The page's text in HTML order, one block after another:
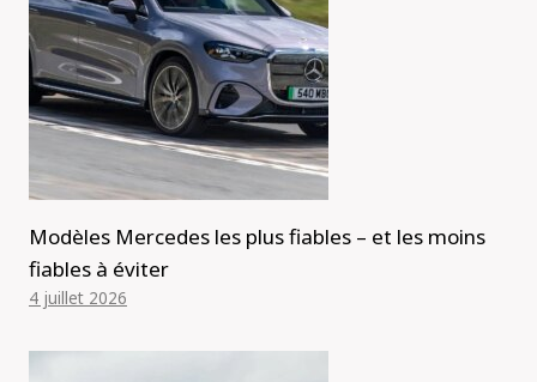
Modèles Mercedes les plus fiables – et les moins
fiables à éviter
4 juillet 2026